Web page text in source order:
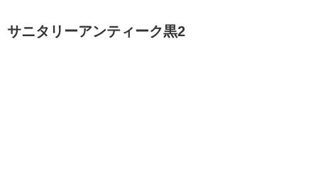
サニタリーアンティーク黒2